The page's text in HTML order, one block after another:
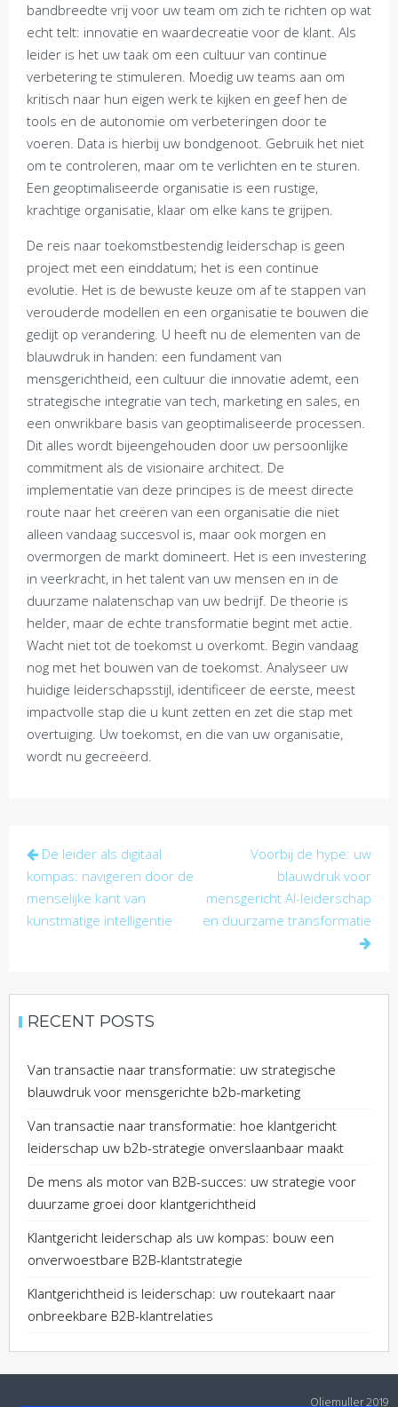
bandbreedte vrij voor uw team om zich te richten op wat
echt telt: innovatie en waardecreatie voor de klant. Als
leider is het uw taak om een cultuur van continue
verbetering te stimuleren. Moedig uw teams aan om
kritisch naar hun eigen werk te kijken en geef hen de
tools en de autonomie om verbeteringen door te
voeren. Data is hierbij uw bondgenoot. Gebruik het niet
om te controleren, maar om te verlichten en te sturen.
Een geoptimaliseerde organisatie is een rustige,
krachtige organisatie, klaar om elke kans te grijpen.
De reis naar toekomstbestendig leiderschap is geen
project met een einddatum; het is een continue
evolutie. Het is de bewuste keuze om af te stappen van
verouderde modellen en een organisatie te bouwen die
gedijt op verandering. U heeft nu de elementen van de
blauwdruk in handen: een fundament van
mensgerichtheid, een cultuur die innovatie ademt, een
strategische integratie van tech, marketing en sales, en
een onwrikbare basis van geoptimaliseerde processen.
Dit alles wordt bijeengehouden door uw persoonlijke
commitment als de visionaire architect. De
implementatie van deze principes is de meest directe
route naar het creëren van een organisatie die niet
alleen vandaag succesvol is, maar ook morgen en
overmorgen de markt domineert. Het is een investering
in veerkracht, in het talent van uw mensen en in de
duurzame nalatenschap van uw bedrijf. De theorie is
helder, maar de echte transformatie begint met actie.
Wacht niet tot de toekomst u overkomt. Begin vandaag
nog met het bouwen van de toekomst. Analyseer uw
huidige leiderschapsstijl, identificeer de eerste, meest
impactvolle stap die u kunt zetten en zet die stap met
overtuiging. Uw toekomst, en die van uw organisatie,
wordt nu gecreëerd.
Post
navigation
De leider als digitaal
kompas: navigeren door de
menselijke kant van
kunstmatige intelligentie
Voorbij de hype: uw
blauwdruk voor
mensgericht AI-leiderschap
en duurzame transformatie
RECENT POSTS
Van transactie naar transformatie: uw strategische
blauwdruk voor mensgerichte b2b-marketing
Van transactie naar transformatie: hoe klantgericht
leiderschap uw b2b-strategie onverslaanbaar maakt
De mens als motor van B2B-succes: uw strategie voor
duurzame groei door klantgerichtheid
Klantgericht leiderschap als uw kompas: bouw een
onverwoestbare B2B-klantstrategie
Klantgerichtheid is leiderschap: uw routekaart naar
onbreekbare B2B-klantrelaties